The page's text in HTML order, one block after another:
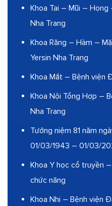
Khoa Tai – Mũi –
Nha Trang
Khoa Răng – Hàm –
Yersin Nha Trang
Khoa Mắt – Bệnh viện
Khoa Nội Tổng Hợp –
Nha Trang
Tưởng niệm 81 năm
01/03/1943 – 01/03/
Khoa Y học cổ truyền
chức năng
Khoa Nhi – Bệnh viện